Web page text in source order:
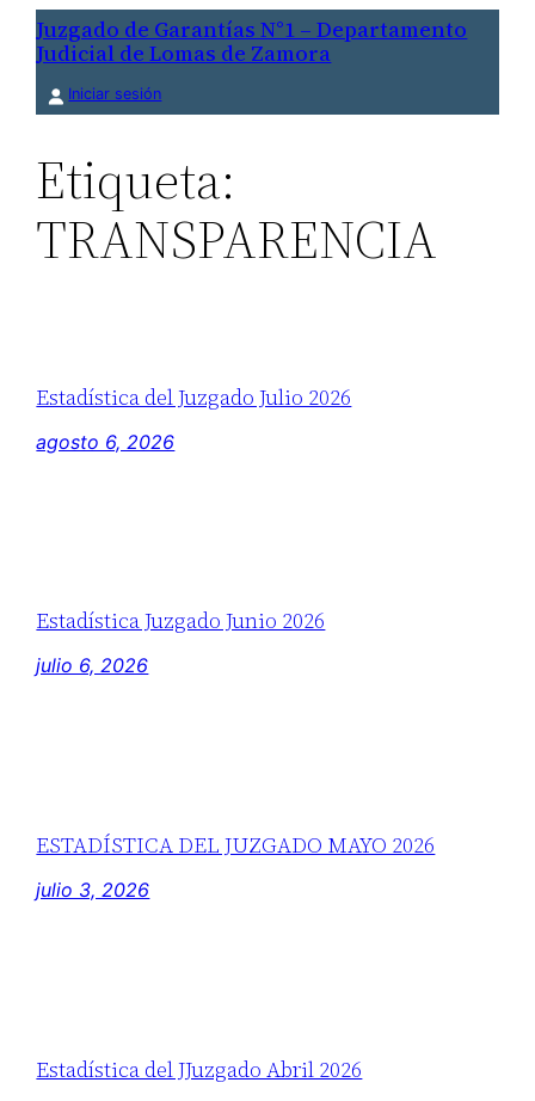
Saltar
contenido
Juzgado de Garantías N°1 – Departamento
Judicial de Lomas de Zamora
Iniciar sesión
Etiqueta:
TRANSPARENCIA
Estadística del Juzgado Julio 2026
agosto 6, 2026
Estadística Juzgado Junio 2026
julio 6, 2026
ESTADÍSTICA DEL JUZGADO MAYO 2026
julio 3, 2026
Estadística del JJuzgado Abril 2026